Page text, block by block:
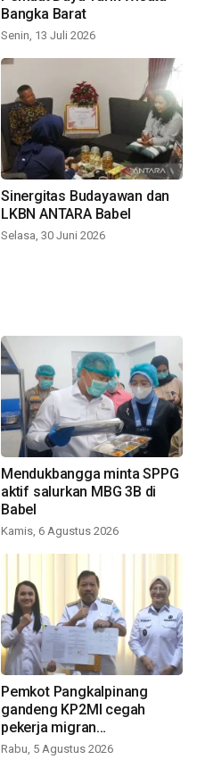
Bangka Barat
Senin, 13 Juli 2026
Sinergitas Budayawan dan
LKBN ANTARA Babel
Selasa, 30 Juni 2026
Mendukbangga minta SPPG
aktif salurkan MBG 3B di
Babel
Kamis, 6 Agustus 2026
Pemkot Pangkalpinang
gandeng KP2MI cegah
pekerja migran
nonprosedural
Rabu, 5 Agustus 2026